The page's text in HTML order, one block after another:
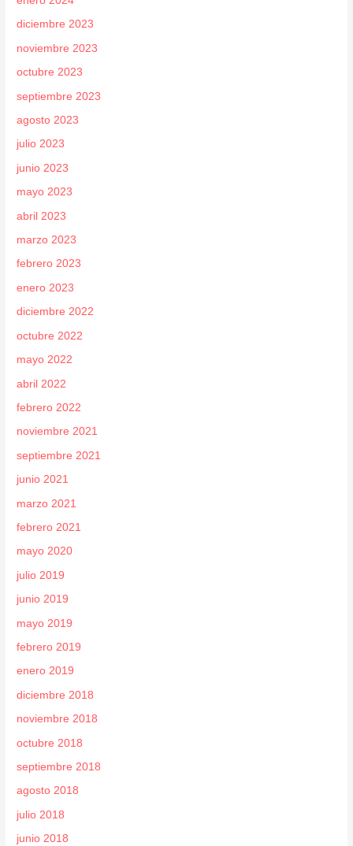
diciembre 2023
noviembre 2023
octubre 2023
septiembre 2023
agosto 2023
julio 2023
junio 2023
mayo 2023
abril 2023
marzo 2023
febrero 2023
enero 2023
diciembre 2022
octubre 2022
mayo 2022
abril 2022
febrero 2022
noviembre 2021
septiembre 2021
junio 2021
marzo 2021
febrero 2021
mayo 2020
julio 2019
junio 2019
mayo 2019
febrero 2019
enero 2019
diciembre 2018
noviembre 2018
octubre 2018
septiembre 2018
agosto 2018
julio 2018
junio 2018